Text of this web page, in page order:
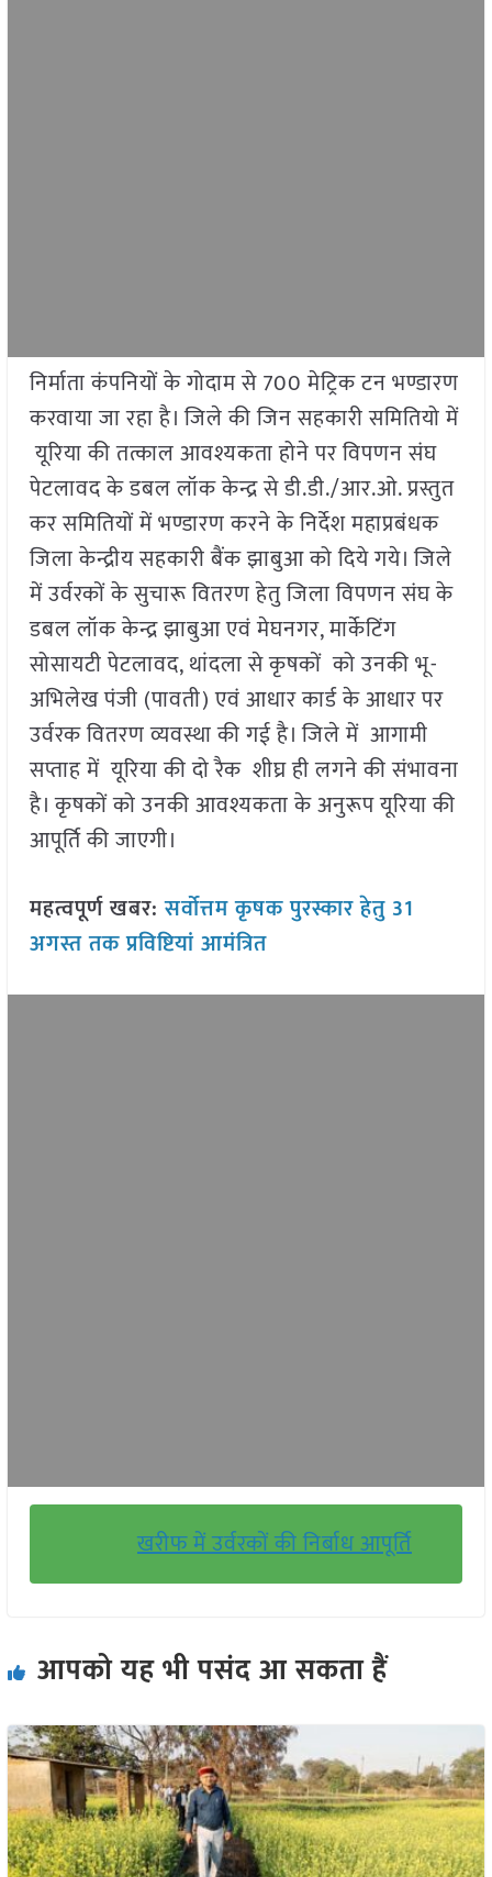
निर्माता कंपनियों के गोदाम से 700 मेट्रिक टन भण्डारण
करवाया जा रहा है। जिले की जिन सहकारी समितियो में
यूरिया की तत्काल आवश्यकता होने पर विपणन संघ
पेटलावद के डबल लॉक केन्द्र से डी.डी./आर.ओ. प्रस्तुत
कर समितियों में भण्डारण करने के निर्देश महाप्रबंधक
जिला केन्द्रीय सहकारी बैंक झाबुआ को दिये गये। जिले
में उर्वरकों के सुचारू वितरण हेतु जिला विपणन संघ के
डबल लॉक केन्द्र झाबुआ एवं मेघनगर, मार्केटिंग
सोसायटी पेटलावद, थांदला से कृषकों को उनकी भू-
अभिलेख पंजी (पावती) एवं आधार कार्ड के आधार पर
उर्वरक वितरण व्यवस्था की गई है। जिले में आगामी
सप्ताह में यूरिया की दो रैक शीघ्र ही लगने की संभावना
है। कृषकों को उनकी आवश्यकता के अनुरूप यूरिया की
आपूर्ति की जाएगी।
महत्वपूर्ण खबर:सर्वोत्तम कृषक पुरस्कार हेतु 31
अगस्त तक प्रविष्टियां आमंत्रित
खरीफ में उर्वरकों की निर्बाध आपूर्ति
आपको यह भी पसंद आ सकता हैं